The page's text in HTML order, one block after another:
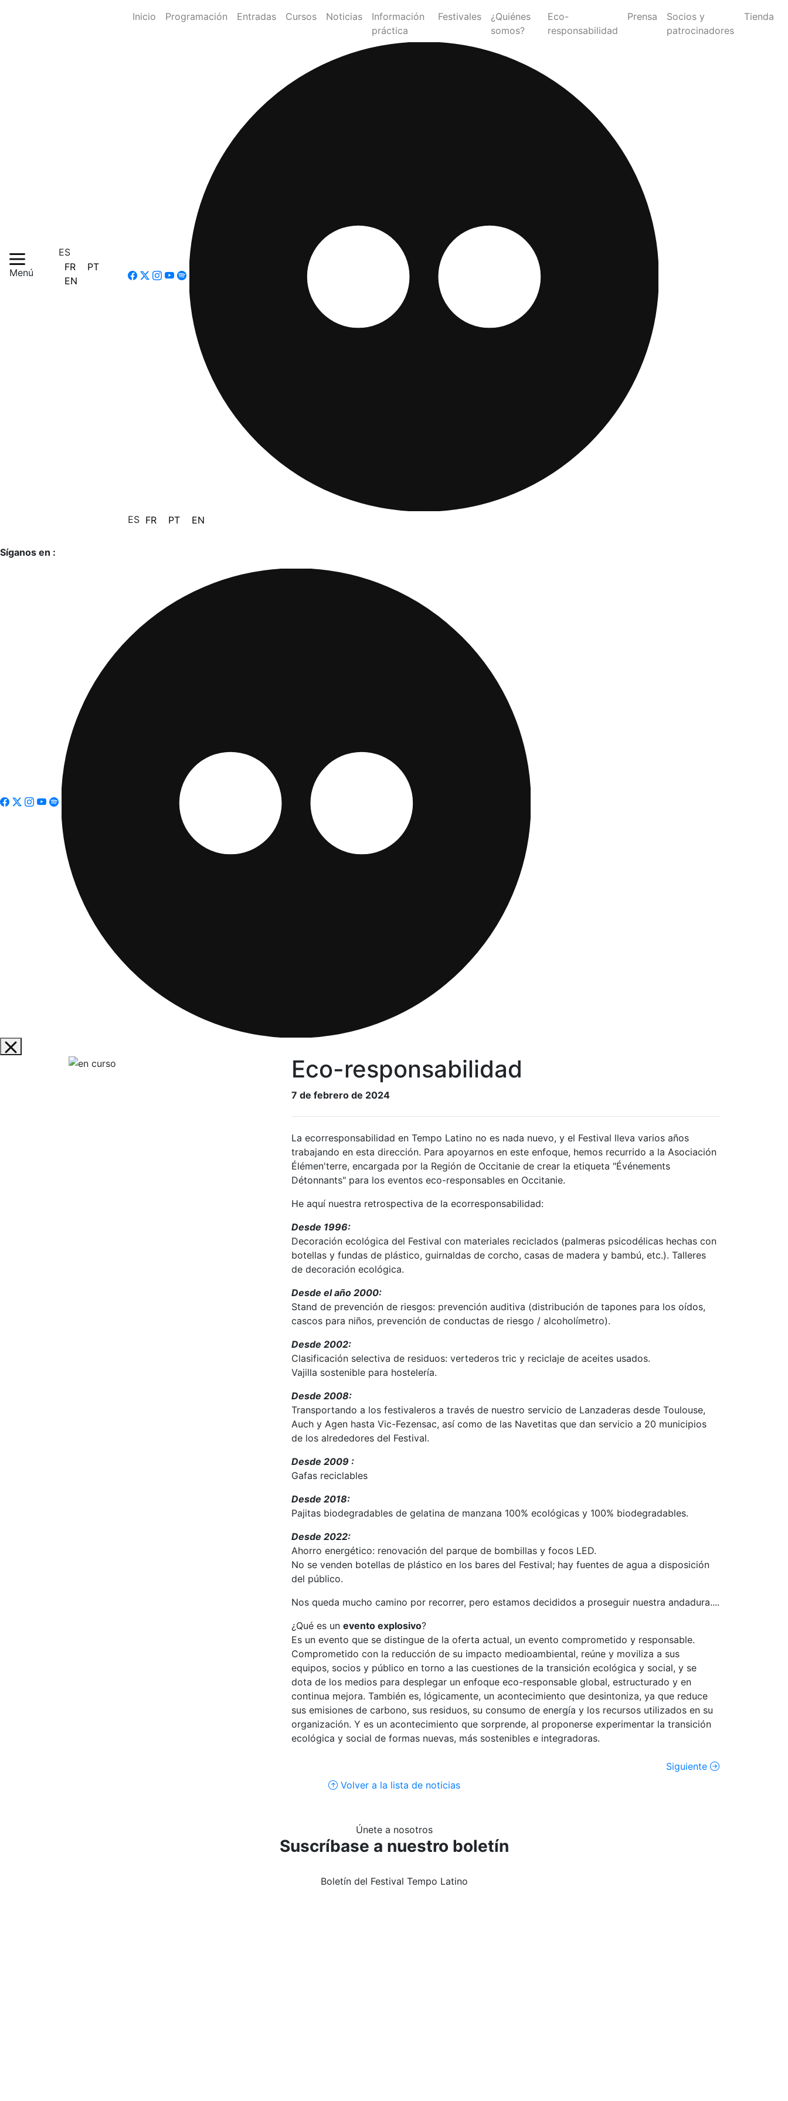
Menú
ES
FR
PT
EN
Inicio Programación Entradas Cursos Noticias
Información
práctica
Festivales
¿Quiénes
somos?
Eco-
responsabilidad
Prensa
Socios y
patrocinadores
Tienda
ES FR PT EN
Síganos en :
Eco-responsabilidad
7 de febrero de 2024
La ecorresponsabilidad en Tempo Latino no es nada nuevo, y el Festival lleva varios años
trabajando en esta dirección. Para apoyarnos en este enfoque, hemos recurrido a la Asociación
Élémen'terre, encargada por la Región de Occitanie de crear la etiqueta "Événements
Détonnants" para los eventos eco-responsables en Occitanie.
He aquí nuestra retrospectiva de la ecorresponsabilidad:
Desde 1996:
Decoración ecológica del Festival con materiales reciclados (palmeras psicodélicas hechas con
botellas y fundas de plástico, guirnaldas de corcho, casas de madera y bambú, etc.). Talleres
de decoración ecológica.
Desde el año 2000:
Stand de prevención de riesgos: prevención auditiva (distribución de tapones para los oídos,
cascos para niños, prevención de conductas de riesgo / alcoholímetro).
Desde 2002:
Clasificación selectiva de residuos: vertederos tric y reciclaje de aceites usados.
Vajilla sostenible para hostelería.
Desde 2008:
Transportando a los festivaleros a través de nuestro servicio de Lanzaderas desde Toulouse,
Auch y Agen hasta Vic-Fezensac, así como de las Navetitas que dan servicio a 20 municipios
de los alrededores del Festival.
Desde 2009 :
Gafas reciclables
Desde 2018:
Pajitas biodegradables de gelatina de manzana 100% ecológicas y 100% biodegradables.
Desde 2022:
Ahorro energético: renovación del parque de bombillas y focos LED.
No se venden botellas de plástico en los bares del Festival; hay fuentes de agua a disposición
del público.
Nos queda mucho camino por recorrer, pero estamos decididos a proseguir nuestra andadura....
¿Qué es un evento explosivo?
Es un evento que se distingue de la oferta actual, un evento comprometido y responsable.
Comprometido con la reducción de su impacto medioambiental, reúne y moviliza a sus
equipos, socios y público en torno a las cuestiones de la transición ecológica y social, y se
dota de los medios para desplegar un enfoque eco-responsable global, estructurado y en
continua mejora. También es, lógicamente, un acontecimiento que desintoniza, ya que reduce
sus emisiones de carbono, sus residuos, su consumo de energía y los recursos utilizados en su
organización. Y es un acontecimiento que sorprende, al proponerse experimentar la transición
ecológica y social de formas nuevas, más sostenibles e integradoras.
Siguiente
Volver a la lista de noticias
Únete a nosotros
Suscríbase a nuestro boletín
Boletín del Festival Tempo Latino